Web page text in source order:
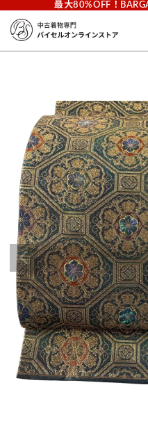
最大80%OFF！